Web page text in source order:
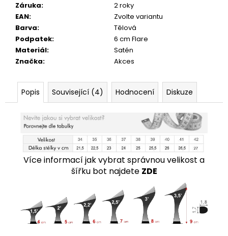
Záruka:
2 roky
EAN:
Zvolte variantu
Barva:
Tělová
Podpatek:
6 cm Flare
Materiál:
Satén
Značka: Akces
Popis Související (4) Hodnocení Diskuze
Více informací jak vybrat správnou velikost a
šířku bot najdete ZDE